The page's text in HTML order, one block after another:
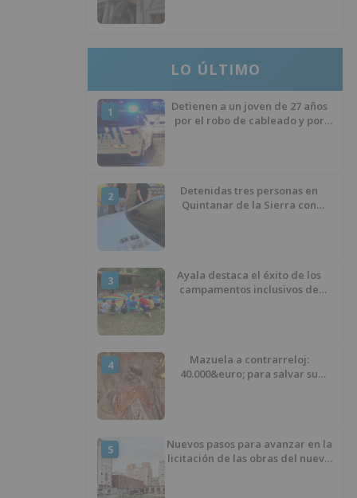
LO ÚLTIMO
1
Detienen a un joven de 27 años
por el robo de cableado y por
2
Detenidas tres personas en
Quintanar de la Sierra con
3
Ayala destaca el éxito de los
campamentos inclusivos de
4
Mazuela a contrarreloj:
40.000&euro; para salvar su
5
Nuevos pasos para avanzar en la
licitación de las obras del nuevo